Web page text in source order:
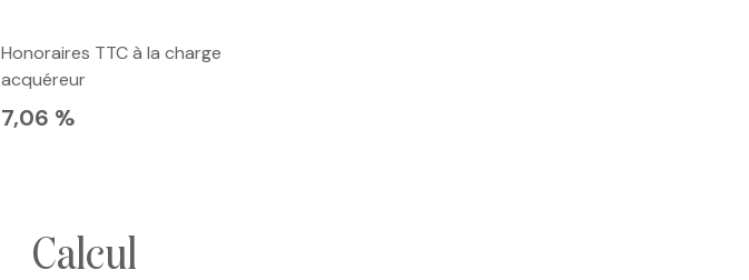
Honoraires TTC à la charge
acquéreur
7,06 %
calcul